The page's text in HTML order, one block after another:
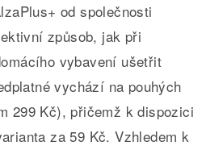
od společnosti
způsob, jak při
vybavení ušetřit
vychází na pouhých
299 Kč), přičemž k dispozici
za 59 Kč. Vzhledem k